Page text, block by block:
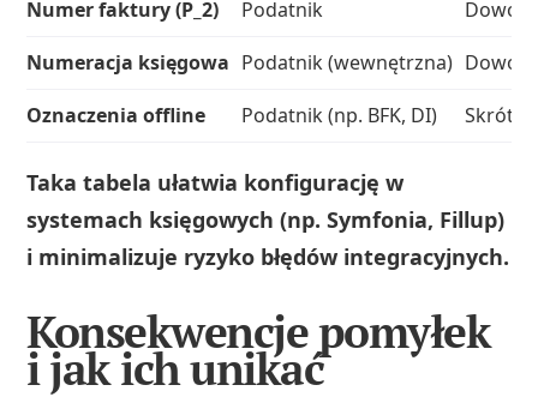
Numer faktury (P_2)
Podatnik
Numeracja księgowa Podatnik (wewnętrzna)
Oznaczenia offline
Podatnik (np. BFK, DI) Skróty
Taka tabela ułatwia konfigurację w
systemach księgowych (np. Symfonia, Fillup)
i minimalizuje ryzyko błędów integracyjnych.
Konsekwencje pomyłek
i jak ich unikać